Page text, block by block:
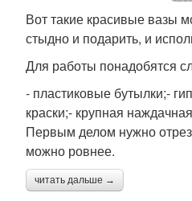
Вот такие красивые вазы
стыдно и подарить, и
Для работы понадобятся
- пластиковые бутылки;-
краски;- крупная
Первым делом нужно
можно ровнее.
читать дальше →